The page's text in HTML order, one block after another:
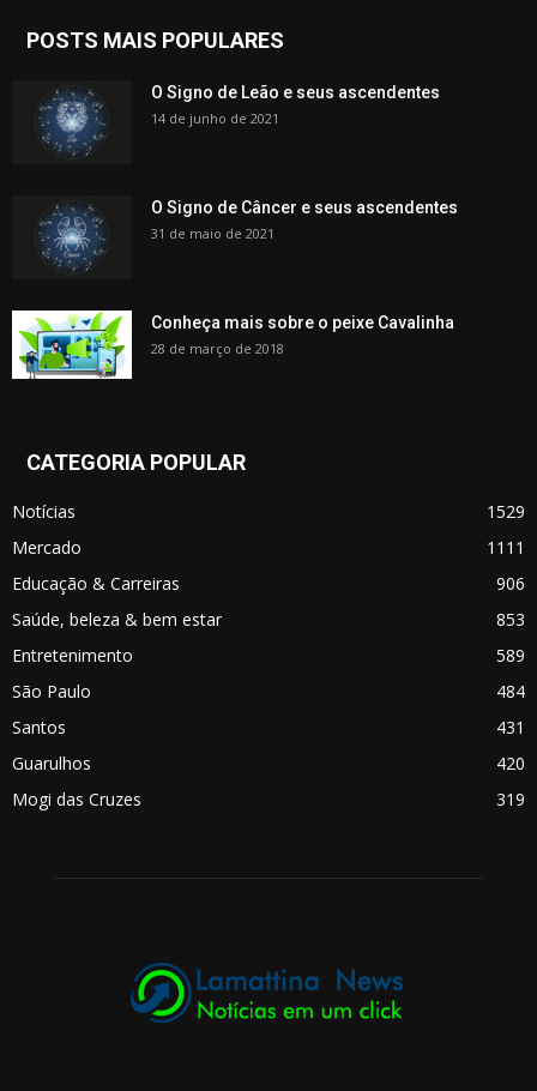
POSTS MAIS POPULARES
O Signo de Leão e seus ascendentes
14 de junho de 2021
O Signo de Câncer e seus ascendentes
31 de maio de 2021
Conheça mais sobre o peixe Cavalinha
28 de março de 2018
CATEGORIA POPULAR
Notícias
1529
Mercado
1111
Educação & Carreiras
906
Saúde, beleza & bem estar
853
Entretenimento
589
São Paulo
484
Santos
431
Guarulhos
420
Mogi das Cruzes
319